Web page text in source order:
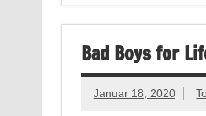
Bad Boys for
Januar 18, 2020